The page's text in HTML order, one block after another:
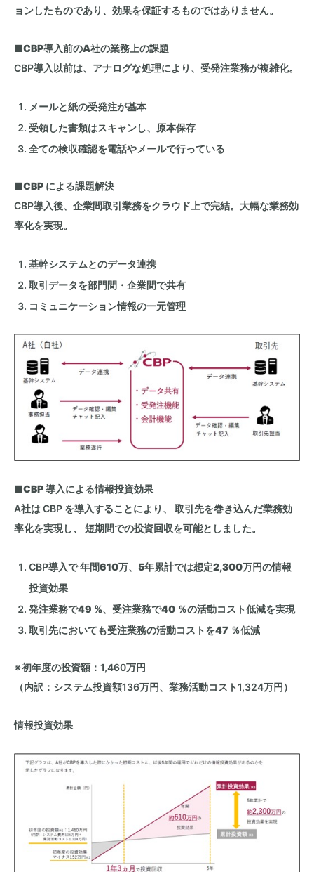
ョンしたものであり、効果を保証するものではありません。
■CBP導入前のA社の業務上の課題
CBP導入以前は、アナログな処理により、受発注業務が複雑化。
メールと紙の受発注が基本
受領した書類はスキャンし、原本保存
全ての検収確認を電話やメールで行っている
■CBP による課題解決
CBP導入後、企業間取引業務をクラウド上で完結。大幅な業務効
率化を実現。
基幹システムとのデータ連携
取引データを部門間・企業間で共有
コミュニケーション情報の一元管理
■CBP導入による情報投資効果
A社はCBP を導入することにより、 取引先を巻き込んだ業務効
率化を実現し、 短期間での投資回収を可能としました。
CBP導入で年間610万、 5年累計では想定2,300万円の情報
投資効果
発注業務で49 %、受注業務で40 ％の活動コスト低減を実現
取引先においても受注業務の活動コストを47 ％低減
※初年度の投資額：1,460万円
（内訳：システム投資額136万円、業務活動コスト1,324万円）
情報投資効果